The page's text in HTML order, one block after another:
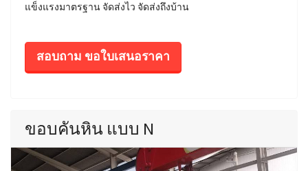
แข็งแรงมาตรฐาน จัดส่งไว จัดส่งถึงบ้าน
สอบถาม ขอใบเสนอราคา
ขอบคันหิน แบบ N